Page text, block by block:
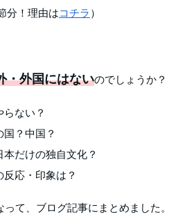
分！理由はコチラ ）
・外国にはないのでしょうか？
ない？
？中国？
だけの独自文化？
応・印象は？
て、ブログ記事にまとめました。